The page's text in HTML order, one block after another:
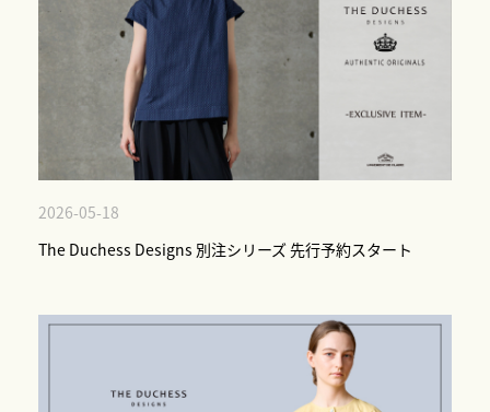
2026-05-18
The Duchess Designs 別注シリーズ 先行予約スタート